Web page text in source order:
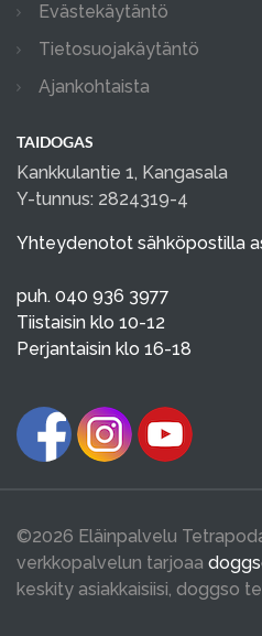
Evästekäytäntö
Tietosuojakäytäntö
Ajankohtaista
TAIDOGAS
Kankkulantie 1, Kangasala
Y-tunnus: 2824319-4
Yhteydenotot sähköpostilla
puh. 040 936 3977
Tiistaisin klo 10-12
Perjantaisin klo 16-18
©2026 Eläinpalvelu
verkkopalvelun tarjoaa
keskity asiakkaisiisi, doggso